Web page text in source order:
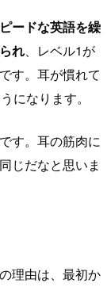
ードな英語を繰
れ、レベル1が
す。耳が慣れて
になります。
す。耳の筋肉に
じだなと思いま
理由は、最初か